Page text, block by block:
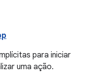
para iniciar
uma ação.